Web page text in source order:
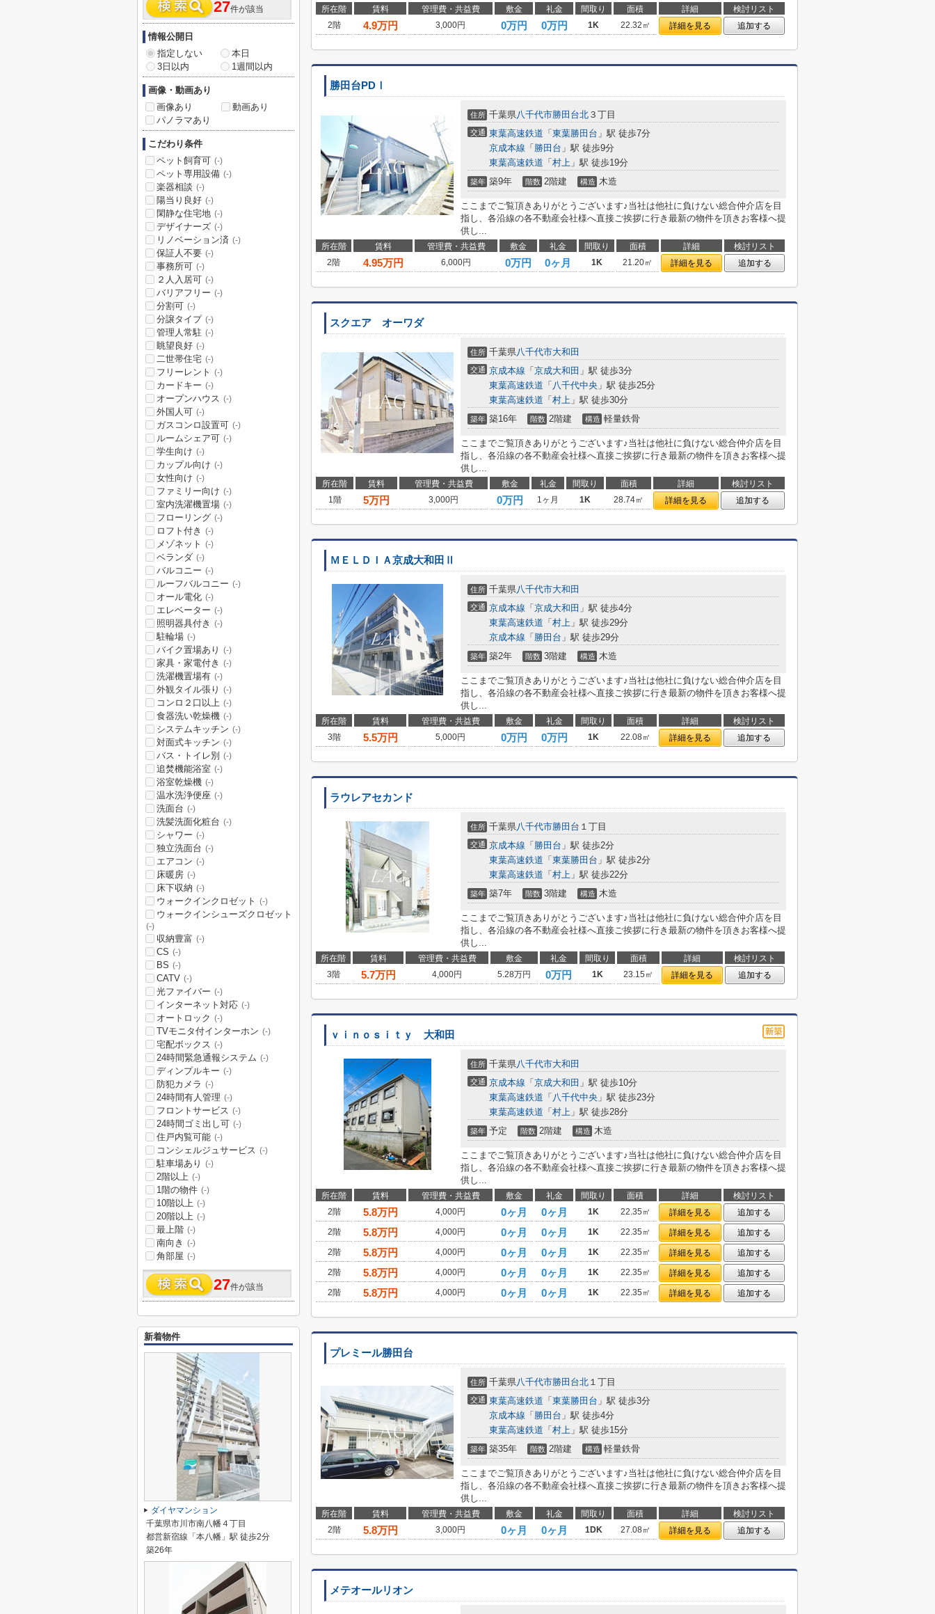
所在階 賃料 管理費・共益費 敷金 礼金 間取り 面積 詳細
検討リスト
2階
4.9万円 3,000円 0万円 0万円 1K 22.32㎡ 詳細を見る 追加する
勝田台PDⅠ
住所 千葉県八千代市勝田台北 ３丁目
交通 東葉高速鉄道 「 東葉勝田台 」駅 徒歩7分
京成本線 「 勝田台 」駅 徒歩9分
東葉高速鉄道 「 村上 」駅 徒歩19分
築年 築9年 階数 2階建 構造 木造
ここまでご覧頂きありがとうございます♪当社は他社に負けない総合仲介店を目
指し、各沿線の各不動産会社様へ直接ご挨拶に行き最新の物件を頂きお客様へ提
供し...
所在階 賃料 管理費・共益費 敷金 礼金 間取り 面積 詳細
検討リスト
2階
4.95万円 6,000円 0万円 0ヶ月 1K 21.20㎡ 詳細を見る 追加する
スクエア オーワダ
住所 千葉県八千代市大和田
交通 京成本線 「 京成大和田 」駅 徒歩3分
東葉高速鉄道 「 八千代中央 」駅 徒歩25分
東葉高速鉄道 「 村上 」駅 徒歩30分
築年 築16年 階数 2階建 構造 軽量鉄骨
ここまでご覧頂きありがとうございます♪当社は他社に負けない総合仲介店を目
指し、各沿線の各不動産会社様へ直接ご挨拶に行き最新の物件を頂きお客様へ提
供し...
所在階 賃料 管理費・共益費 敷金 礼金 間取り 面積 詳細
検討リスト
1階
5万円 3,000円 0万円 1ヶ月 1K 28.74㎡ 詳細を見る 追加する
ＭＥＬＤＩＡ京成大和田Ⅱ
住所 千葉県八千代市大和田
交通 京成本線 「 京成大和田 」駅 徒歩4分
東葉高速鉄道 「 村上 」駅 徒歩29分
京成本線 「 勝田台 」駅 徒歩29分
築年 築2年 階数 3階建 構造 木造
ここまでご覧頂きありがとうございます♪当社は他社に負けない総合仲介店を目
指し、各沿線の各不動産会社様へ直接ご挨拶に行き最新の物件を頂きお客様へ提
供し...
所在階 賃料 管理費・共益費 敷金 礼金 間取り 面積 詳細
検討リスト
3階
5.5万円 5,000円 0万円 0万円 1K 22.08㎡ 詳細を見る 追加する
ラウレアセカンド
住所 千葉県八千代市勝田台 １丁目
交通 京成本線 「 勝田台 」駅 徒歩2分
東葉高速鉄道 「 東葉勝田台 」駅 徒歩2分
東葉高速鉄道 「 村上 」駅 徒歩22分
築年 築7年 階数 3階建 構造 木造
ここまでご覧頂きありがとうございます♪当社は他社に負けない総合仲介店を目
指し、各沿線の各不動産会社様へ直接ご挨拶に行き最新の物件を頂きお客様へ提
供し...
所在階 賃料 管理費・共益費 敷金 礼金 間取り 面積 詳細
検討リスト
3階
5.7万円 4,000円 5.28万円 0万円 1K 23.15㎡ 詳細を見る 追加する
ｖｉｎｏｓｉｔｙ 大和田
住所 千葉県八千代市大和田
交通 京成本線 「 京成大和田 」駅 徒歩10分
東葉高速鉄道 「 八千代中央 」駅 徒歩23分
東葉高速鉄道 「 村上 」駅 徒歩28分
築年 予定 階数 2階建 構造 木造
ここまでご覧頂きありがとうございます♪当社は他社に負けない総合仲介店を目
指し、各沿線の各不動産会社様へ直接ご挨拶に行き最新の物件を頂きお客様へ提
供し...
所在階 賃料 管理費・共益費 敷金 礼金 間取り 面積 詳細
検討リスト
2階
5.8万円 4,000円 0ヶ月 0ヶ月 1K 22.35㎡ 詳細を見る
追加する
2階
5.8万円 4,000円 0ヶ月 0ヶ月 1K 22.35㎡ 詳細を見る
追加する
2階
5.8万円 4,000円 0ヶ月 0ヶ月 1K 22.35㎡ 詳細を見る
追加する
2階
5.8万円 4,000円 0ヶ月 0ヶ月 1K 22.35㎡ 詳細を見る
追加する
2階
5.8万円 4,000円 0ヶ月 0ヶ月 1K 22.35㎡ 詳細を見る 追加する
プレミール勝田台
住所 千葉県八千代市勝田台北 １丁目
交通 東葉高速鉄道 「 東葉勝田台 」駅 徒歩3分
京成本線 「 勝田台 」駅 徒歩4分
東葉高速鉄道 「 村上 」駅 徒歩15分
築年 築35年 階数 2階建 構造 軽量鉄骨
ここまでご覧頂きありがとうございます♪当社は他社に負けない総合仲介店を目
指し、各沿線の各不動産会社様へ直接ご挨拶に行き最新の物件を頂きお客様へ提
供し...
所在階 賃料 管理費・共益費 敷金 礼金 間取り 面積 詳細
検討リスト
2階
5.8万円 3,000円 0ヶ月 0ヶ月 1DK 27.08㎡ 詳細を見る 追加する
メテオールリオン
27件が該当
情報公開日
指定しない
本日
3日以内
1週間以内
画像・動画あり
画像あり
動画あり
パノラマあり
こだわり条件
ペット飼育可 (-)
ペット専用設備 (-)
楽器相談 (-)
陽当り良好 (-)
閑静な住宅地 (-)
デザイナーズ (-)
リノベーション済 (-)
保証人不要 (-)
事務所可 (-)
２人入居可 (-)
バリアフリー (-)
分割可 (-)
分譲タイプ (-)
管理人常駐 (-)
眺望良好 (-)
二世帯住宅 (-)
フリーレント (-)
カードキー (-)
オープンハウス (-)
外国人可 (-)
ガスコンロ設置可 (-)
ルームシェア可 (-)
学生向け (-)
カップル向け (-)
女性向け (-)
ファミリー向け (-)
室内洗濯機置場 (-)
フローリング (-)
ロフト付き (-)
メゾネット (-)
ベランダ (-)
バルコニー (-)
ルーフバルコニー (-)
オール電化 (-)
エレベーター (-)
照明器具付き (-)
駐輪場 (-)
バイク置場あり (-)
家具・家電付き (-)
洗濯機置場有 (-)
外観タイル張り (-)
コンロ２口以上 (-)
食器洗い乾燥機 (-)
システムキッチン (-)
対面式キッチン (-)
バス・トイレ別 (-)
追焚機能浴室 (-)
浴室乾燥機 (-)
温水洗浄便座 (-)
洗面台 (-)
洗髪洗面化粧台 (-)
シャワー (-)
独立洗面台 (-)
エアコン (-)
床暖房 (-)
床下収納 (-)
ウォークインクロゼット (-)
ウォークインシューズクロゼット
(-)
収納豊富 (-)
CS (-)
BS (-)
CATV (-)
光ファイバー (-)
インターネット対応 (-)
オートロック (-)
TVモニタ付インターホン (-)
宅配ボックス (-)
24時間緊急通報システム (-)
ディンプルキー (-)
防犯カメラ (-)
24時間有人管理 (-)
フロントサービス (-)
24時間ゴミ出し可 (-)
住戸内覧可能 (-)
コンシェルジュサービス (-)
駐車場あり (-)
2階以上 (-)
1階の物件 (-)
10階以上 (-)
20階以上 (-)
最上階 (-)
南向き (-)
角部屋 (-)
27件が該当
新着物件
ダイヤマンション
千葉県市川市南八幡４丁目
都営新宿線「本八幡」駅 徒歩2分
築26年